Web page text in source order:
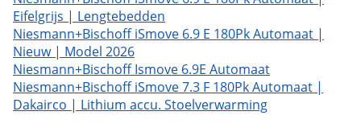
Eifelgrijs | Lengtebedden
Niesmann+Bischoff iSmove 6.9 E 180Pk Automaat |
Nieuw | Model 2026
Niesmann+Bischoff Ismove 6.9E Automaat
Niesmann+Bischoff iSmove 7.3 F 180Pk Automaat |
Dakairco | Lithium accu. Stoelverwarming